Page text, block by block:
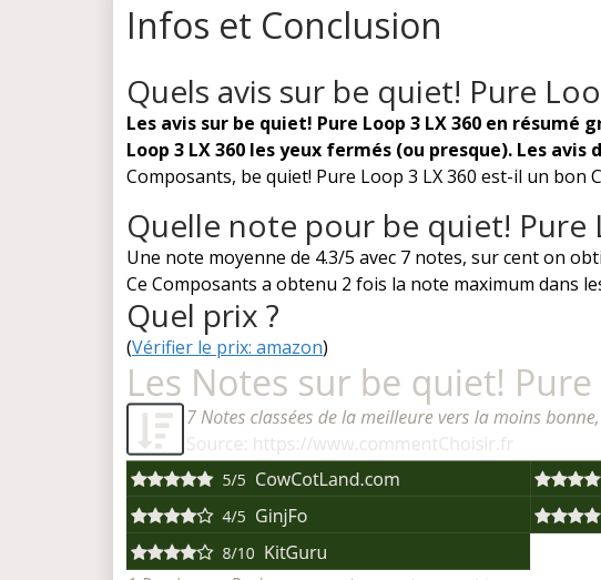
Infos et Conclusion
Quels avis sur be quiet! Pure
Les avis sur be quiet! Pure Loop 3 LX 360 en
Loop 3 LX 360 les yeux fermés (ou presque). Les
Composants, be quiet! Pure Loop 3 LX 360 est-il un bon
Quelle note pour be quiet! Pure
Une note moyenne de 4.3/5 avec 7 notes, sur cent on
Ce Composants a obtenu 2 fois la note maximum dans
Quel prix ?
(Vérifier le prix: amazon)